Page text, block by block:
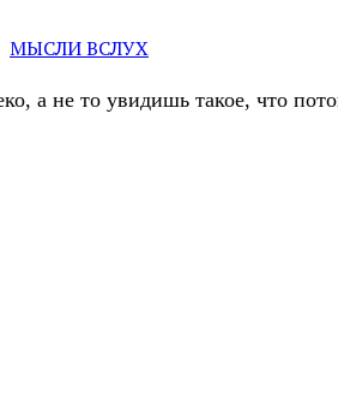
МЫСЛИ ВСЛУХ
а не то увидишь такое, что